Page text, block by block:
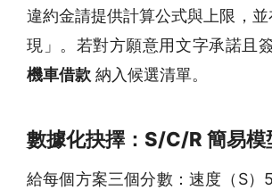
違約金請提供計算公式與上限，
現」。若對方願意用文字承諾且
機車借款 納入候選清單。
數據化抉擇：S/C/R 簡易模
給每個方案三個分數：速度（S